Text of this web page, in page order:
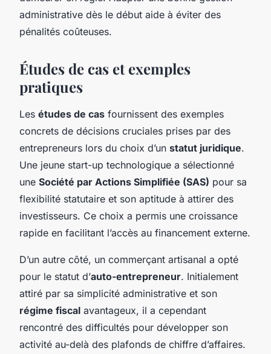
administrative dès le début aide à éviter des
pénalités coûteuses.
Études de cas et exemples
pratiques
Les études de cas fournissent des exemples
concrets de décisions cruciales prises par des
entrepreneurs lors du choix d’un statut juridique.
Une jeune start-up technologique a sélectionné
une Société par Actions Simplifiée (SAS) pour sa
flexibilité statutaire et son aptitude à attirer des
investisseurs. Ce choix a permis une croissance
rapide en facilitant l’accès au financement externe.
D’un autre côté, un commerçant artisanal a opté
pour le statut d’auto-entrepreneur. Initialement
attiré par sa simplicité administrative et son
régime fiscal avantageux, il a cependant
rencontré des difficultés pour développer son
activité au-delà des plafonds de chiffre d’affaires.